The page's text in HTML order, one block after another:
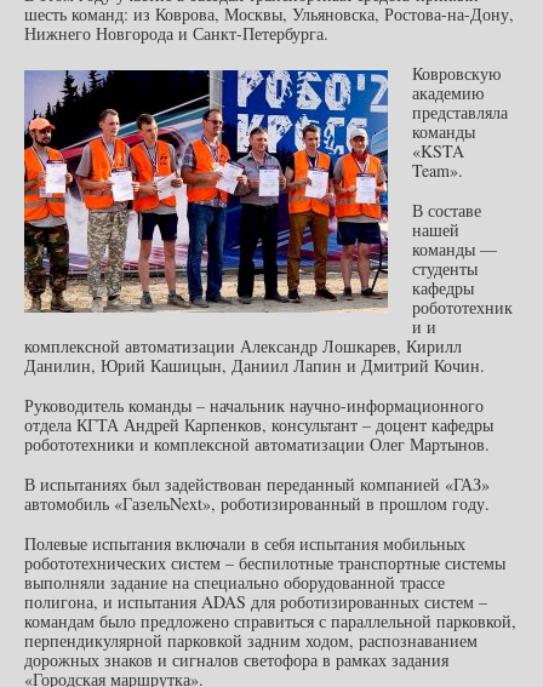
шесть команд: из Коврова, Москвы, Ульяновска, Ростова-на-Дону,
Нижнего Новгорода и Санкт-Петербурга.
Ковровскую
академию
представляла
команды
«KSTA
Team».
В составе
нашей
команды —
студенты
кафедры
робототехник
и и
комплексной автоматизации Александр Лошкарев, Кирилл
Данилин, Юрий Кашицын, Даниил Лапин и Дмитрий Кочин.
Руководитель команды – начальник научно-информационного
отдела КГТА Андрей Карпенков, консультант – доцент кафедры
робототехники и комплексной автоматизации Олег Мартынов.
В испытаниях был задействован переданный компанией «ГАЗ»
автомобиль «ГазельNext», роботизированный в прошлом году.
Полевые испытания включали в себя испытания мобильных
робототехнических систем – беспилотные транспортные системы
выполняли задание на специально оборудованной трассе
полигона, и испытания ADAS для роботизированных систем –
командам было предложено справиться с параллельной парковкой,
перпендикулярной парковкой задним ходом, распознаванием
дорожных знаков и сигналов светофора в рамках задания
«Городская маршрутка».